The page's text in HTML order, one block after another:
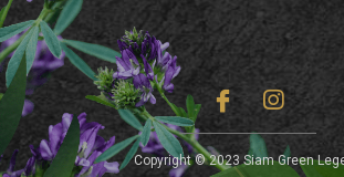
Copyright © 2023 Siam Green